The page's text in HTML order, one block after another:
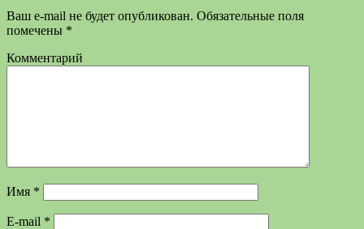
Ваш e-mail не будет опубликован. Обязательные поля
помечены *
Комментарий
Имя *
E-mail *